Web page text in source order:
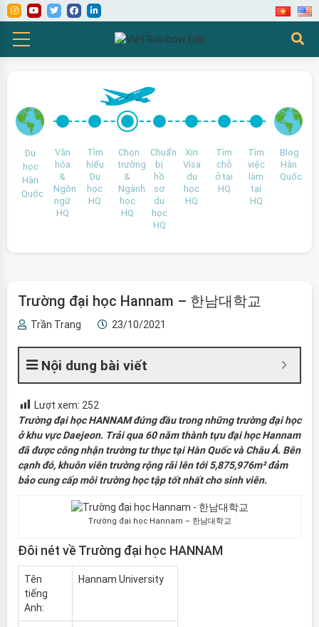
Du
học
Hàn
Quốc
Văn
hóa
&
Ngôn
ngữ
HQ
Tìm
hiểu
Du
học
HQ
Chọn
trường
&
Ngành
học
HQ
Chuẩn
bị
hồ
sơ
du
học
HQ
Xin
Visa
du
học
HQ
Tìm
chỗ
ở tại
HQ
Tìm
việc
làm
tại
HQ
Blog
Hàn
Quốc
Trường đại học Hannam – 한남대학교
Trần Trang 23/10/2021
Nội dung bài viết
Lượt xem: 252
Trường đại học HANNAM đứng đầu trong những trường đại học
ở khu vực Daejeon. Trải qua 60 năm thành tựu đại học Hannam
đã được công nhận trường tư thục tại Hàn Quốc và Châu Á. Bên
cạnh đó, khuôn viên trường rộng rãi lên tới 5,875,976m² đảm
bảo cung cấp môi trường học tập tốt nhất cho sinh viên.
Trường đại học Hannam – 한남대학교
Đôi nét về Trường đại học HANNAM
Tên
tiếng
Anh:
Hannam University